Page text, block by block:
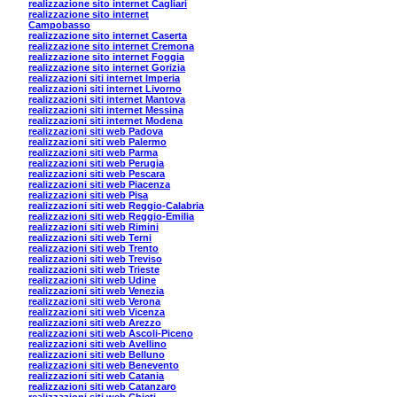
realizzazione sito internet Cagliari
realizzazione sito internet
Campobasso
realizzazione sito internet Caserta
realizzazione sito internet Cremona
realizzazione sito internet Foggia
realizzazione sito internet Gorizia
realizzazioni siti internet Imperia
realizzazioni siti internet Livorno
realizzazioni siti internet Mantova
realizzazioni siti internet Messina
realizzazioni siti internet Modena
realizzazioni siti web Padova
realizzazioni siti web Palermo
realizzazioni siti web Parma
realizzazioni siti web Perugia
realizzazioni siti web Pescara
realizzazioni siti web Piacenza
realizzazioni siti web Pisa
realizzazioni siti web Reggio-Calabria
realizzazioni siti web Reggio-Emilia
realizzazioni siti web Rimini
realizzazioni siti web Terni
realizzazioni siti web Trento
realizzazioni siti web Treviso
realizzazioni siti web Trieste
realizzazioni siti web Udine
realizzazioni siti web Venezia
realizzazioni siti web Verona
realizzazioni siti web Vicenza
realizzazioni siti web Arezzo
realizzazioni siti web Ascoli-Piceno
realizzazioni siti web Avellino
realizzazioni siti web Belluno
realizzazioni siti web Benevento
realizzazioni siti web Catania
realizzazioni siti web Catanzaro